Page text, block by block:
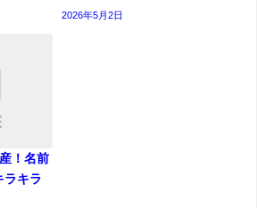
2026年5月2日
！名前
ラキラ